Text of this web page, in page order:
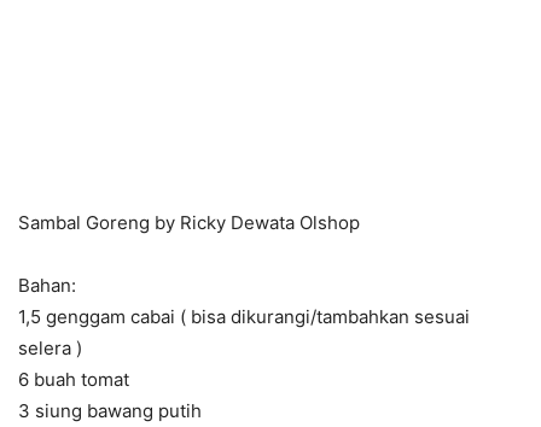
Sambal Goreng by Ricky Dewata Olshop
Bahan:
1,5 genggam cabai ( bisa dikurangi/tambahkan sesuai
selera )
6 buah tomat
3 siung bawang putih